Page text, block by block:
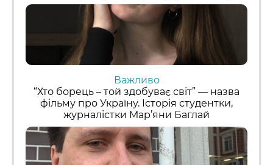
Важливо
“Хто борець – той здобуває світ” — назва
фільму про Україну. Історія студентки,
журналістки Мар’яни Баглай